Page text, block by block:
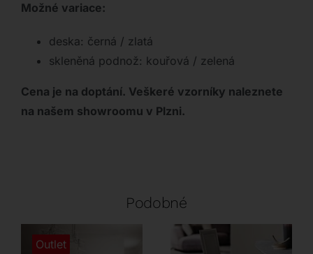
Možné variace:
deska: černá / zlatá
skleněná podnož: kouřová / zelená
Cena je na doptání. Veškeré vzorníky naleznete
na našem showroomu v Plzni.
Podobné
Outlet